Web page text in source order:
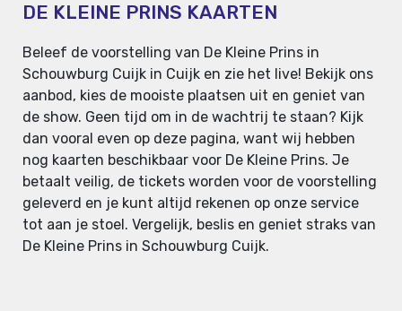
DE KLEINE PRINS KAARTEN
Beleef de voorstelling van De Kleine Prins in
Schouwburg Cuijk in Cuijk en zie het live! Bekijk ons
aanbod, kies de mooiste plaatsen uit en geniet van
de show. Geen tijd om in de wachtrij te staan? Kijk
dan vooral even op deze pagina, want wij hebben
nog kaarten beschikbaar voor De Kleine Prins. Je
betaalt veilig, de tickets worden voor de voorstelling
geleverd en je kunt altijd rekenen op onze service
tot aan je stoel. Vergelijk, beslis en geniet straks van
De Kleine Prins in Schouwburg Cuijk.